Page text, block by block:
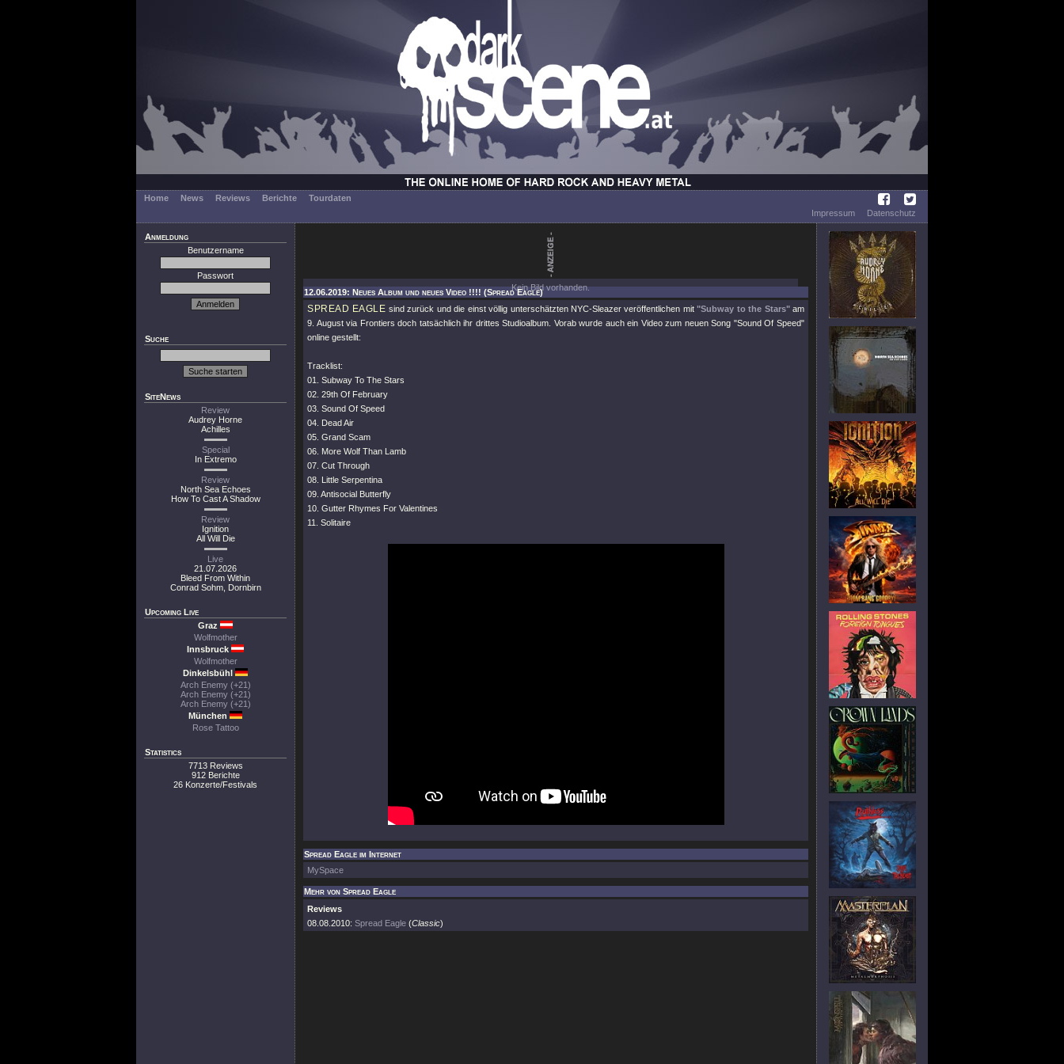
Home News Reviews Berichte
Tourdaten
Impressum
Datenschutz
Anmeldung
Benutzername
Passwort
Suche
SiteNews
Review
Audrey Horne
Achilles
Special
In Extremo
Review
North Sea Echoes
How To Cast A Shadow
Review
Ignition
All Will Die
Live
21.07.2026
Bleed From Within
Conrad Sohm, Dornbirn
Upcoming Live
Graz
Wolfmother
Innsbruck
Wolfmother
Dinkelsbühl
Arch Enemy (+21)
Arch Enemy (+21)
Arch Enemy (+21)
München
Rose Tattoo
Statistics
7713 Reviews
912 Berichte
26 Konzerte/Festivals
Kein Bild vorhanden.
12.06.2019: Neues Album und neues Video !!!! (Spread Eagle)
SPREAD EAGLE sind zurück und die einst völlig unterschätzten NYC-Sleazer veröffentlichen mit"Subway to the Stars"am
9. August via Frontiers doch tatsächlich ihr drittes Studioalbum. Vorab wurde auch ein Video zum neuen Song "Sound Of Speed"
online gestellt:
Tracklist:
01. Subway To The Stars
02. 29th Of February
03. Sound Of Speed
04. Dead Air
05. Grand Scam
06. More Wolf Than Lamb
07. Cut Through
08. Little Serpentina
09. Antisocial Butterfly
10. Gutter Rhymes For Valentines
11. Solitaire
Spread Eagle im Internet
MySpace
Mehr von Spread Eagle
Reviews
08.08.2010: Spread Eagle (Classic)